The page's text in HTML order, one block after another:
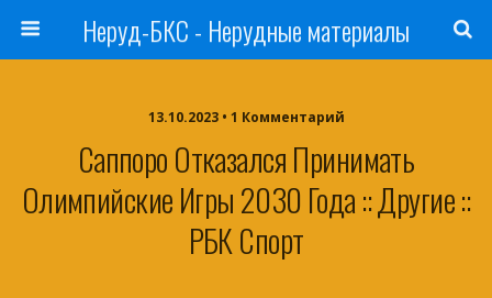
Неруд-БКС - Нерудные материалы
13.10.2023 • 1 Комментарий
Саппоро Отказался Принимать
Олимпийские Игры 2030 Года :: Другие ::
РБК Спорт